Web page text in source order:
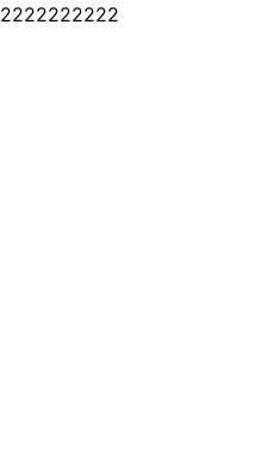
2222222222